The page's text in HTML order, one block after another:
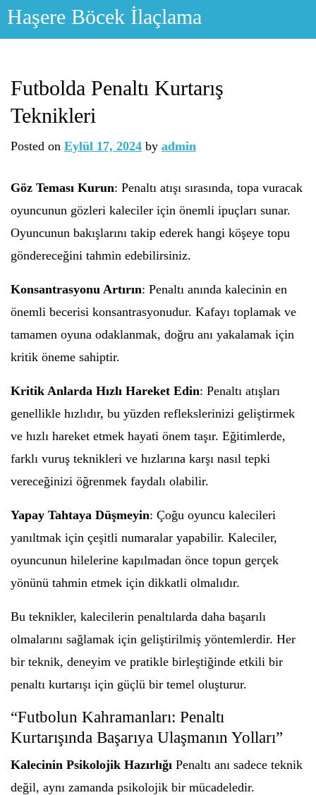
Skip
Haşere Böcek İlaçlama
Futbolda Penaltı Kurtarış
Teknikleri
Posted on Eylül 17, 2024 by admin
Göz Teması Kurun: Penaltı atışı sırasında, topa vuracak
oyuncunun gözleri kaleciler için önemli ipuçları sunar.
Oyuncunun bakışlarını takip ederek hangi köşeye topu
göndereceğini tahmin edebilirsiniz.
Konsantrasyonu Artırın: Penaltı anında kalecinin en
önemli becerisi konsantrasyonudur. Kafayı toplamak ve
tamamen oyuna odaklanmak, doğru anı yakalamak için
kritik öneme sahiptir.
Kritik Anlarda Hızlı Hareket Edin: Penaltı atışları
genellikle hızlıdır, bu yüzden reflekslerinizi geliştirmek
ve hızlı hareket etmek hayati önem taşır. Eğitimlerde,
farklı vuruş teknikleri ve hızlarına karşı nasıl tepki
vereceğinizi öğrenmek faydalı olabilir.
Yapay Tahtaya Düşmeyin: Çoğu oyuncu kalecileri
yanıltmak için çeşitli numaralar yapabilir. Kaleciler,
oyuncunun hilelerine kapılmadan önce topun gerçek
yönünü tahmin etmek için dikkatli olmalıdır.
Bu teknikler, kalecilerin penaltılarda daha başarılı
olmalarını sağlamak için geliştirilmiş yöntemlerdir. Her
bir teknik, deneyim ve pratikle birleştiğinde etkili bir
penaltı kurtarışı için güçlü bir temel oluşturur.
“Futbolun Kahramanları: Penaltı
Kurtarışında Başarıya Ulaşmanın Yolları”
Kalecinin Psikolojik Hazırlığı Penaltı anı sadece teknik
değil, aynı zamanda psikolojik bir mücadeledir.